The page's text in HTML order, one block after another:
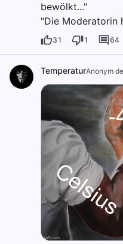
bewölkt..."
"Die Moderatorin
31 1 64
TemperaturAnonym